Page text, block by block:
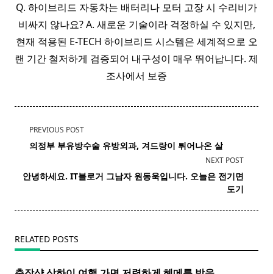
Q. 하이브리드 자동차는 배터리나 모터 고장 시 수리비가
비싸지 않나요? A. 새로운 기술이라 걱정하실 수 있지만,
현재 적용된 E-TECH 하이브리드 시스템은 세계적으로 오
랜 기간 철저하게 검증되어 내구성이 매우 뛰어납니다. 제
조사에서 보증
<span
class="nav-
screen-
PREVIOUS POST
의정부 부유방수술 유방외과, 겨드랑이 튀어나온 살
NEXT POST
안녕하세요. IT블로거 그남자 원동욱입니다. 오늘은 전기면
도기
RELATED POSTS